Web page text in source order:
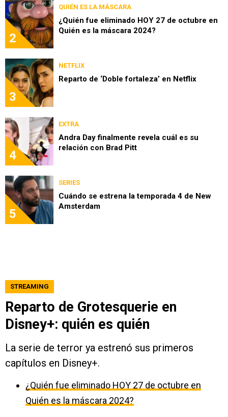
2
QUIÉN ES LA MÁSCARA
¿Quién fue eliminado HOY 27 de octubre en
Quién es la máscara 2024?
3
NETFLIX
Reparto de ‘Doble fortaleza’ en Netflix
4
EXTRA
Andra Day finalmente revela cuál es su
relación con Brad Pitt
5
SERIES
Cuándo se estrena la temporada 4 de New
Amsterdam
STREAMING
Reparto de Grotesquerie en
Disney+: quién es quién
La serie de terror ya estrenó sus primeros
capítulos en Disney+.
¿Quién fue eliminado HOY 27 de octubre en
Quién es la máscara 2024?